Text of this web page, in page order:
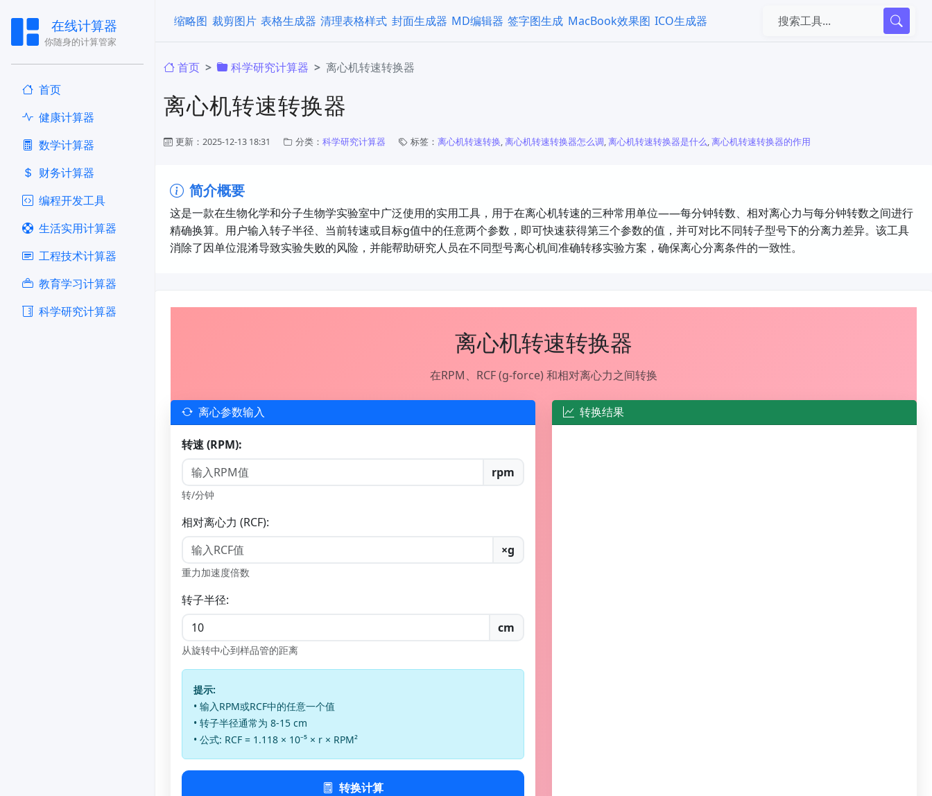
在线计算器
你随身的计算管家
首页
健康计算器
​数学计算器
财务计算器
编程开发工具
生活实用计算器
工程技术计算器
教育学习计算器
科学研究计算器
缩略图 裁剪图片 表格生成器 清理表格样式 封面生成器 MD编辑器 签字图生成 MacBook效果图 ICO生成器
首页 科学研究计算器 离心机转速转换器
离心机转速转换器
更新：2025-12-13 18:31 分类： 科学研究计算器 标签： 离心机转速转换,离心机转速转换器怎么调,离心机转速转换器是什么,离心机转速转换器的作用
简介概要
这是一款在生物化学和分子生物学实验室中广泛使用的实用工具，用于在离心机转速的三种常用单位——每分钟转数、相对离心力与每分钟转数之间进行
精确换算。用户输入转子半径、当前转速或目标g值中的任意两个参数，即可快速获得第三个参数的值，并可对比不同转子型号下的分离力差异。该工具
消除了因单位混淆导致实验失败的风险，并能帮助研究人员在不同型号离心机间准确转移实验方案，确保离心分离条件的一致性。
离心机转速转换器
在RPM、RCF (g-force) 和相对离心力之间转换
离心参数输入
转速 (RPM):
rpm
转/分钟
相对离心力 (RCF):
×g
重力加速度倍数
转子半径:
cm
从旋转中心到样品管的距离
提示:
• 输入RPM或RCF中的任意一个值
• 转子半径通常为 8-15 cm
• 公式: RCF = 1.118 × 10⁻⁵ × r × RPM²
转换计算
转换结果